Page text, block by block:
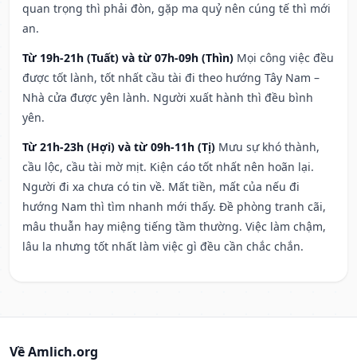
quan trọng thì phải đòn, gặp ma quỷ nên cúng tế thì mới
an.
Từ 19h-21h (Tuất) và từ 07h-09h (Thìn) Mọi công việc đều
được tốt lành, tốt nhất cầu tài đi theo hướng Tây Nam –
Nhà cửa được yên lành. Người xuất hành thì đều bình
yên.
Từ 21h-23h (Hợi) và từ 09h-11h (Tị) Mưu sự khó thành,
cầu lộc, cầu tài mờ mịt. Kiện cáo tốt nhất nên hoãn lại.
Người đi xa chưa có tin về. Mất tiền, mất của nếu đi
hướng Nam thì tìm nhanh mới thấy. Đề phòng tranh cãi,
mâu thuẫn hay miệng tiếng tầm thường. Việc làm chậm,
lâu la nhưng tốt nhất làm việc gì đều cần chắc chắn.
Về Amlich.org